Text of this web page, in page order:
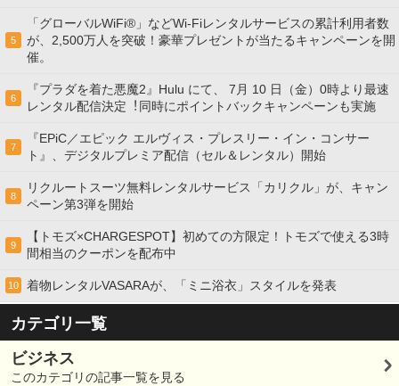
5
「グローバルWiFi®」などWi-Fiレンタルサービスの累計利用者数
が、2,500万人を突破！豪華プレゼントが当たるキャンペーンを開
催。
6
『プラダを着た悪魔2』Hulu にて、 7⽉ 10 ⽇（金）0時より最速
レンタル配信決定︕同時にポイントバックキャンペーンも実施
7
『EPiC／エピック エルヴィス・プレスリー・イン・コンサー
ト』、デジタルプレミア配信（セル＆レンタル）開始
8
リクルートスーツ無料レンタルサービス「カリクル」が、キャン
ペーン第3弾を開始
9
【トモズ×CHARGESPOT】初めての方限定！トモズで使える3時
間相当のクーポンを配布中
10 着物レンタルVASARAが、「ミニ浴衣」スタイルを発表
カテゴリ一覧
ビジネス
このカテゴリの記事一覧を見る